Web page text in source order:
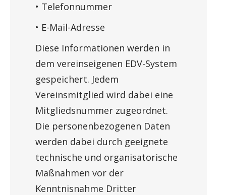
• Telefonnummer
• E-Mail-Adresse
Diese Informationen werden in
dem vereinseigenen EDV-System
gespeichert. Jedem
Vereinsmitglied wird dabei eine
Mitgliedsnummer zugeordnet.
Die personenbezogenen Daten
werden dabei durch geeignete
technische und organisatorische
Maßnahmen vor der
Kenntnisnahme Dritter